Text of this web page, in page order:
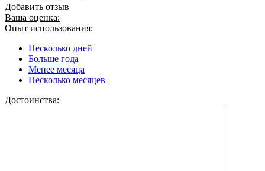
Добавить отзыв
Ваша оценка:
Опыт использования:
Несколько дней
Больше года
Менее месяца
Несколько месяцев
Достоинства: